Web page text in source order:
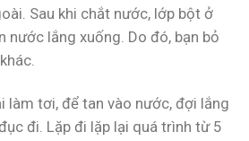
Sau khi chắt nước, lớp bột ở
nước lắng xuống. Do đó, bạn bỏ
làm tơi, để tan vào nước, đợi lắng
đi. Lặp đi lặp lại quá trình từ 5